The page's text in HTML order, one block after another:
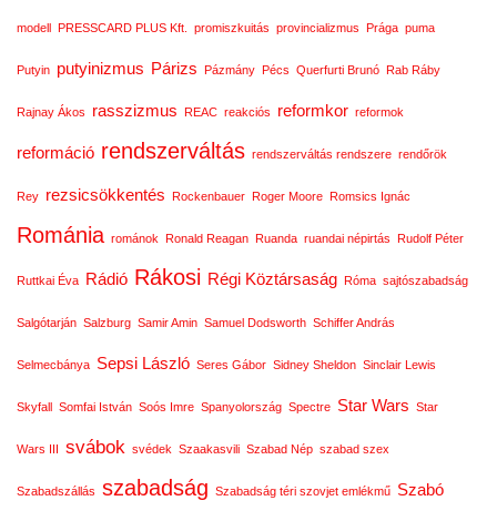
modell PRESSCARD PLUS Kft. promiszkuitás provincializmus Prága puma
Putyin putyinizmus Párizs Pázmány Pécs Querfurti Brunó Rab Ráby
Rajnay Ákos rasszizmus REAC reakciós reformkor reformok
reformáció rendszerváltás rendszerváltás rendszere rendőrök
Rey rezsicsökkentés Rockenbauer Roger Moore Romsics Ignác
Románia románok Ronald Reagan Ruanda ruandai népirtás Rudolf Péter
Ruttkai Éva Rádió Rákosi Régi Köztársaság Róma sajtószabadság
Salgótarján Salzburg Samir Amin Samuel Dodsworth Schiffer András
Selmecbánya Sepsi László Seres Gábor Sidney Sheldon Sinclair Lewis
Skyfall Somfai István Soós Imre Spanyolország Spectre Star Wars Star
Wars III svábok svédek Szaakasvili Szabad Nép szabad szex
Szabadszállás szabadság Szabadság téri szovjet emlékmű Szabó